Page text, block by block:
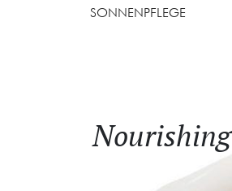
SONNENPFLEGE
Nourishing